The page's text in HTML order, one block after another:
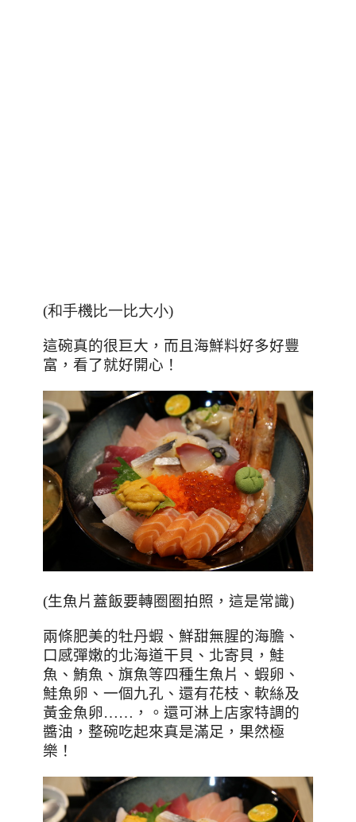
(和手機比一比大小)
這碗真的很巨大，而且海鮮料好多好豐
富，看了就好開心！
(生魚片蓋飯要轉圈圈拍照，這是常識)
兩條肥美的牡丹蝦、鮮甜無腥的海膽、
口感彈嫩的北海道干貝、北寄貝，鮭
魚、鮪魚、旗魚等四種生魚片、蝦卵、
鮭魚卵、一個九孔、還有花枝、軟絲及
黃金魚卵…… ，。還可淋上店家特調的
醬油，整碗吃起來真是滿足，果然極
樂！